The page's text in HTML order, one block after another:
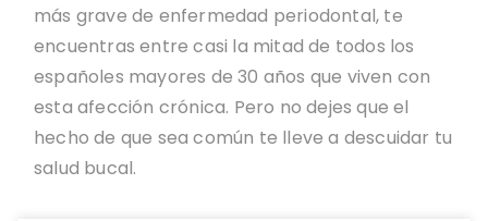
más grave de enfermedad periodontal, te
encuentras entre casi la mitad de todos los
españoles mayores de 30 años que viven con
esta afección crónica. Pero no dejes que el
hecho de que sea común te lleve a descuidar tu
salud bucal.